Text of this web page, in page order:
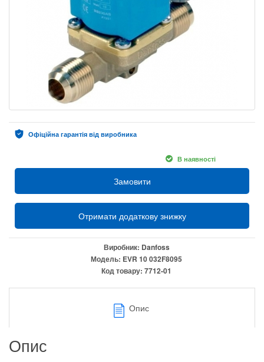
Офіційна гарантія від виробника
В наявності
Замовити
Отримати додаткову знижку
Виробник: Danfoss
Модель: EVR 10 032F8095
Код товару: 7712-01
Опис
Опис